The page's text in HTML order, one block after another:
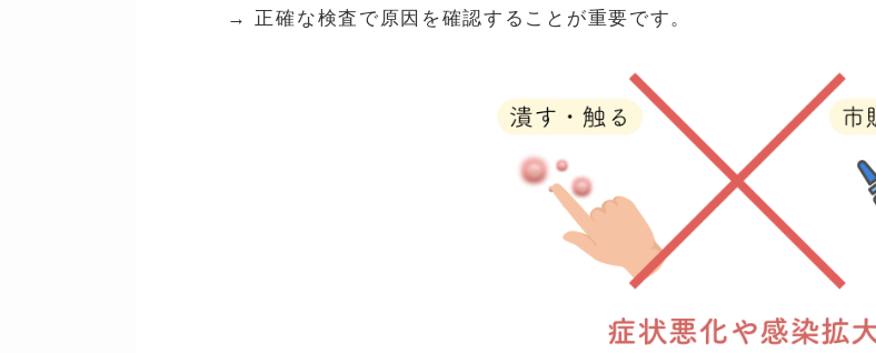
→ 正確な検査で原因を確認することが重要です。